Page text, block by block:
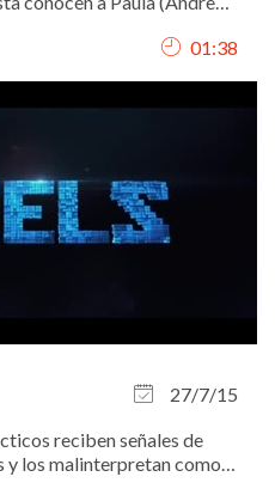
mujer de Pablo (Eduardo01:38
27/7/15
reciben señales de
y los malinterpretan como